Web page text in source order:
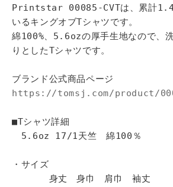
Printstar 00085-CVTは、累計1.4
いるキングオブTシャツです。
綿100%、5.6ozの厚手生地なので、
りとしたTシャツです。
ブランド公式商品ページ
https://tomsj.com/product/
■Tシャツ詳細
5.6oz 17/1天竺 綿100％
・サイズ
身丈 身巾 肩巾 袖丈